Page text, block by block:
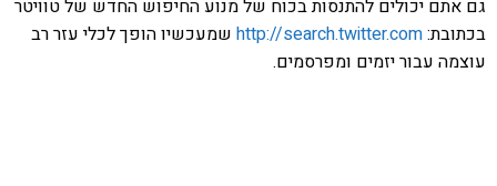
גם אתם יכולים להתנסות בכוח של מנוע החיפוש החדש של טוויטר
בכתובת:http://search.twitter.com שמעכשיו הופך לכלי עזר רב
עוצמה עבור יזמים ומפרסמים.